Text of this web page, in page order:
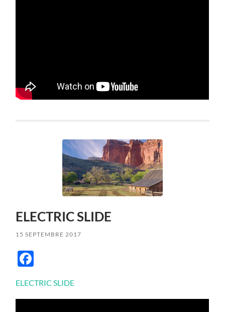
ELECTRIC SLIDE
15 SEPTEMBRE 2017
ELECTRIC SLIDE